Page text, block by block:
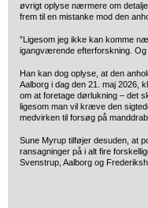
øvrigt oplyse nærmere om
frem til en mistanke mod den
”Ligesom jeg ikke kan komme
igangværende efterforskning. Og
Han kan dog oplyse, at den
Aalborg i dag den 21. maj 2026,
om at foretage dørlukning – det
ligesom man vil kræve den
medvirken til forsøg på manddrab.
Sune Myrup tilføjer desuden, at
ransagninger på i alt fire
Svenstrup, Aalborg og